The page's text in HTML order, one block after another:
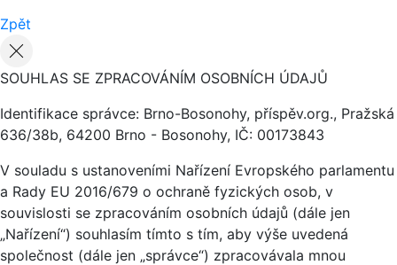
Zpět
SOUHLAS SE ZPRACOVÁNÍM OSOBNÍCH ÚDAJŮ
Identifikace správce: Brno-Bosonohy, příspěv.org., Pražská
636/38b, 64200 Brno - Bosonohy, IČ: 00173843
V souladu s ustanoveními Nařízení Evropského parlamentu
a Rady EU 2016/679 o ochraně fyzických osob, v
souvislosti se zpracováním osobních údajů (dále jen
„Nařízení“) souhlasím tímto s tím, aby výše uvedená
společnost (dále jen „správce“) zpracovávala mnou